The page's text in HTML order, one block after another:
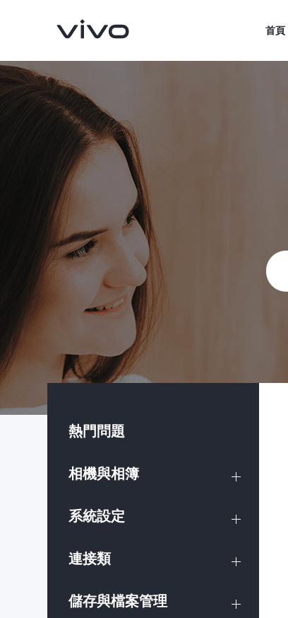
首頁
V70 新品
熱門問題
相機與相簿
系統設定
連接類
儲存與檔案管理